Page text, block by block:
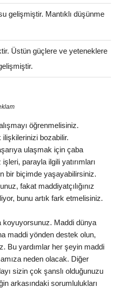
gelişmiştir. Mantıklı düşünme
Üstün güçlere ve yeteneklere
öğrenmelisiniz.
ilişkilerinizi bozabilir.
ulaşmak için çaba
parayla ilgili yatırımları
bir biçimde yaşayabilirsiniz.
fakat maddiyatçılığınız
bunu artık fark etmelisiniz.
koyuyorsunuz. Maddi dünya
maddi yönden destek olun,
Bu yardımlar her şeyin maddi
neden olacak. Diğer
sizin çok şanslı olduğunuzu
arkasındaki sorumlulukları